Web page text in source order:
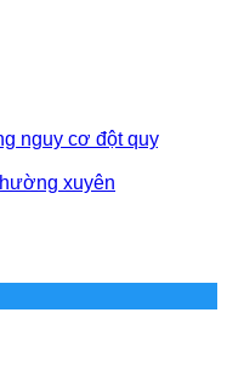
nguy cơ đột quỵ
xuyên